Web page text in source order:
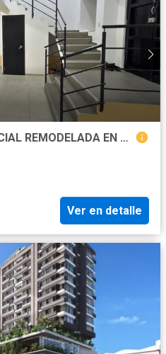
ARRIENDO CASA COMERCIAL REMODELADA EN CENTRO HISTORICO
Ver en detalle